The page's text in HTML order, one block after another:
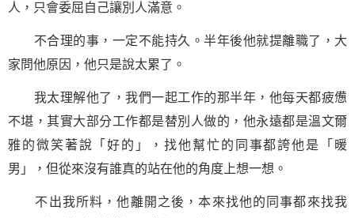
人，只會委屈自己讓別人滿意。
不合理的事，一定不能持久。半年後他就提離職了，大
家問他原因，他只是說太累了。
我太理解他了，我們一起工作的那半年，他每天都疲憊
不堪，其實大部分工作都是替別人做的，他永遠都是溫文爾
雅的微笑著說「好的」，找他幫忙的同事都誇他是「暖
男」，但從來沒有誰真的站在他的角度上想一想。
不出我所料，他離開之後，本來找他的同事都來找我